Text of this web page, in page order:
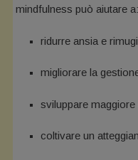
mindfulness può aiutare a:
ridurre ansia e
migliorare la
sviluppare
coltivare un